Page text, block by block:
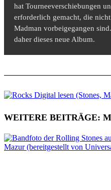
hat Tourneeverschiebungen
erforderlich gemacht, die
Madman vorbeigegangen
daher dieses neue Album.
WEITERE BEITRÄGE: